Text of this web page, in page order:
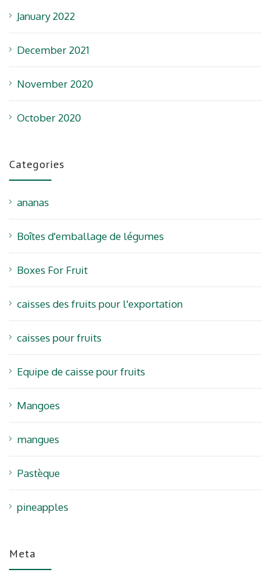
January 2022
December 2021
November 2020
October 2020
Categories
ananas
Boîtes d'emballage de légumes
Boxes For Fruit
caisses des fruits pour l'exportation
caisses pour fruits
Equipe de caisse pour fruits
Mangoes
mangues
Pastèque
pineapples
Meta